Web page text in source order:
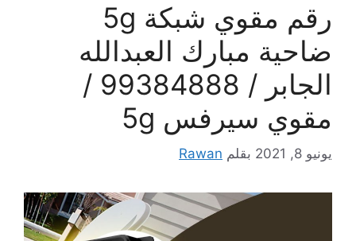
رقم مقوي شبكة 5g
ضاحية مبارك العبدالله
الجابر / 99384888 /
مقوي سيرفس 5g
يونيو 8, 2021 بقلم Rawan